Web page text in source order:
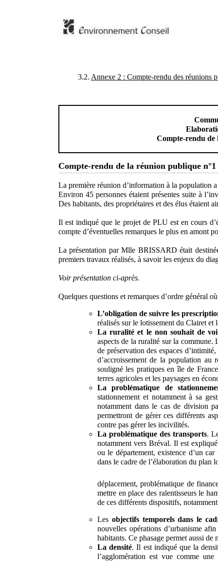
3.2. Annexe 2 : Compte-rendu des réunions
Compte-rendu de
Compte-rendu de la réunion publique n°1
La première réunion d’information à la
Environ 45 personnes étaient présentes suite à
Des habitants, des propriétaires et des élus étaient
Il est indiqué que le projet de PLU est en cours
compte d’éventuelles remarques le plus en amont
La présentation par Mlle BRISSARD était
premiers travaux réalisés, à savoir les enjeux du
Voir présentation ci-après.
Quelques questions et remarques d’ordre général
L’obligation de suivre les
réalisés sur le lotissement du Clairet
La ruralité et le non souhait de
aspects de la ruralité sur la
de préservation des espaces
d’accroissement de la population
souligné les pratiques en île de
terres agricoles et les paysages en
La problématique de
stationnement et notamment à sa
notamment dans le cas de division
permettront de gérer ces différents
contre pas gérer les incivilités.
La problématique des transports.
notamment vers Bréval. Il est
ou le département, existence d’un
dans le cadre de l’élaboration du plan
déplacement, problématique de
mettre en place des ralentisseurs le
de ces différents dispositifs,
Les objectifs temporels dans le
nouvelles opérations d’urbanisme
habitants. Ce phasage permet aussi
La densité. Il est indiqué que la
l’agglomération est vue comme